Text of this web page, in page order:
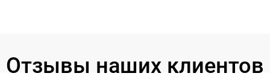
Отзывы наших клиентов